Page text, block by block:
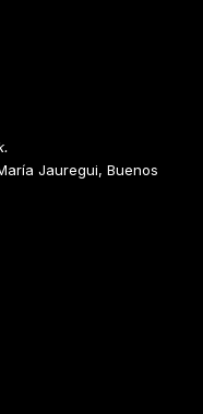
Jauregui, Buenos